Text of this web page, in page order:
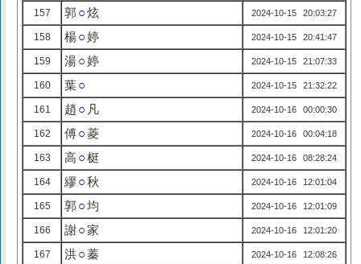
157 郭 ○炫 2024-10-15 20:03:27
158 楊○婷 2024-10-15 20:41:47
159 湯○婷 2024-10-15 21:07:33
160 葉○ 2024-10-15 21:32:22
161 趙 ○ 凡 2024-10-16 00:00:30
162 傅○菱 2024-10-16 00:04:18
163 高 ○梃 2024-10-16 08:28:24
164 繆 ○秋 2024-10-16 12:01:04
165 郭 ○均 2024-10-16 12:01:09
166 謝○家 2024-10-16 12:01:20
167 洪○蓁 2024-10-16 12:08:26